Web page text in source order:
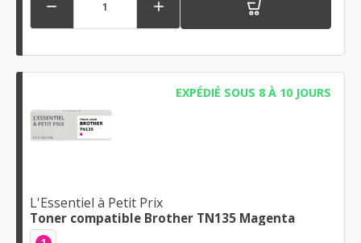
 
EXPÉDIÉ SOUS 8 À 10 JOURS
L'Essentiel à Petit Prix
Toner compatible Brother TN135 Magenta